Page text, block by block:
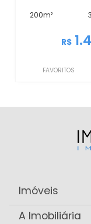
200m² 3
R$
FAVORITOS
Imóveis
A Imobiliária